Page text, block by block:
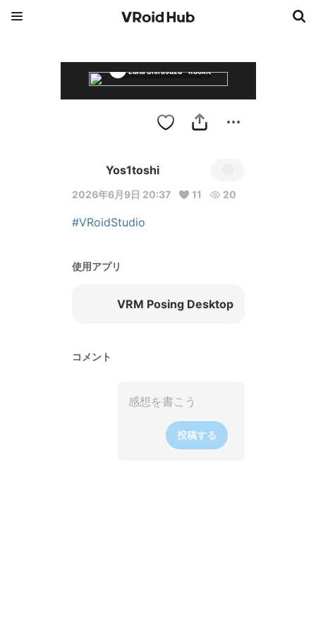
Luna Shirasuzu - Rookie Nurse
Yos1toshi
2026年6月9日 20:37 11 20
#VRoidStudio
使用アプリ
VRM Posing Desktop
コメント
投稿する